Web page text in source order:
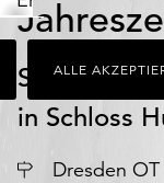
zu
bieten.
Dazu
zählen
Cookies,
für
ALLE
in Schloss
Ort Dresden